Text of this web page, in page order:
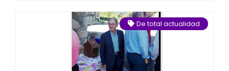
De total actualidad